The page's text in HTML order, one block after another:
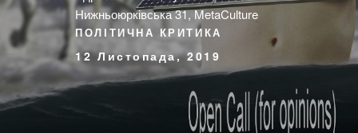
Нижньоюрківська 31, MetaCulture
ПОЛІТИЧНА КРИТИКА
12 Листопада, 2019